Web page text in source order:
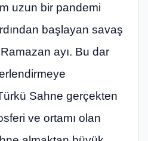
uzun bir pandemi
başlayan savaş
ayı. Bu dar
Sahne gerçekten
ve ortamı olan